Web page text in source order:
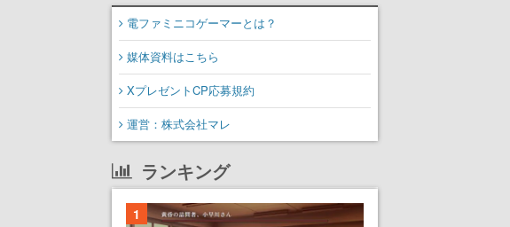
電ファミニコゲーマーとは？
媒体資料はこちら
XプレゼントCP応募規約
運営：株式会社マレ
ランキング
1